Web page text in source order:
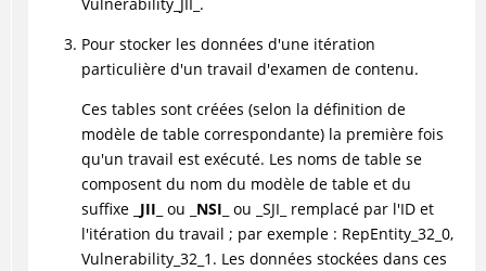
Pour stocker les données d'une itération
particulière d'un travail d'examen de contenu.
Ces tables sont créées (selon la définition de
modèle de table correspondante) la première fois
qu'un travail est exécuté. Les noms de table se
composent du nom du modèle de table et du
suffixe _ JII _ ou _ NSI _ ou _SJI_ remplacé par l'ID et
l'itération du travail ; par exemple : RepEntity_32_0,
Vulnerability_32_1. Les données stockées dans ces